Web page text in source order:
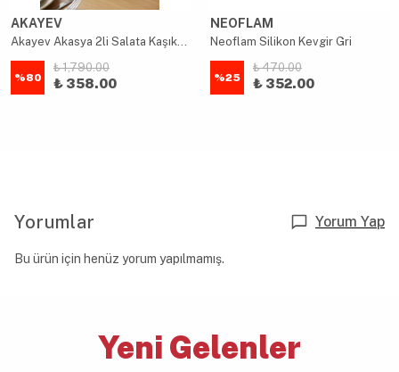
AKAYEV
Akayev Akasya 2li Salata Kaşık Seti
%80
₺ 1,790.00
₺ 358.00
NEOFLAM
Neoflam Silikon Kevgir Gri
%25
₺ 470.00
₺ 352.00
Yorumlar Yorum Yap
Bu ürün için henüz yorum yapılmamış.
Yeni Gelenler